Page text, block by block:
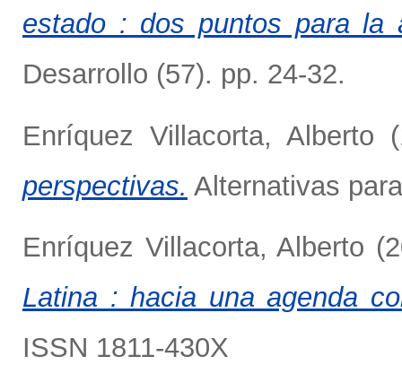
estado : dos puntos para la
Desarrollo (57). pp. 24-32.
Enríquez Villacorta, Alberto
perspectivas. Alternativas
Enríquez Villacorta, Alberto
Latina : hacia una agenda
ISSN 1811-430X